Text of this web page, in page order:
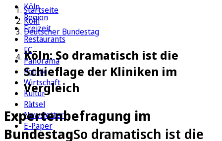
Köln
Region
Freizeit
Restaurants
FC
Panorama
Politik
Wirtschaft
Kultur
Rätsel
Newsletter
E-Paper
Startseite
Köln
Deutscher Bundestag
Köln: So dramatisch ist die
Schieflage der Kliniken im
Vergleich
Expertenbefragung im
BundestagSo dramatisch ist die